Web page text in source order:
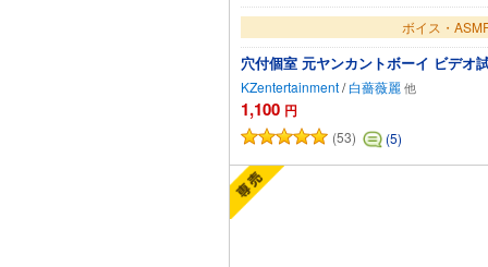
ボイス・
穴付個室 元ヤンカントボーイ ビデオ
KZentertainment/白薔薇麗
1,100 円
(53) (5)